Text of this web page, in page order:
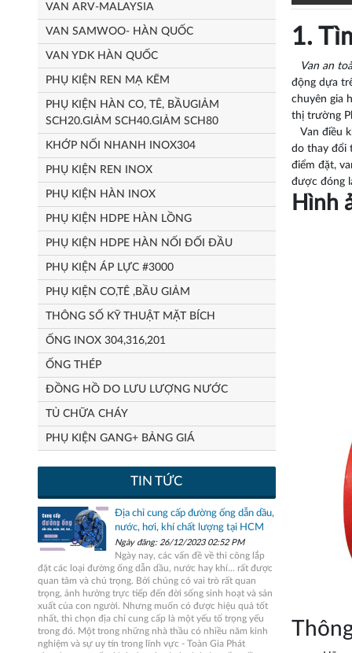
1.
Van an
động dựa
chuyên gia
thị trường
Van điều
do thay đổi
điểm đặt,
được đóng
Hình
VAN ARV-MALAYSIA
VAN SAMWOO- HÀN QUỐC
VAN YDK HÀN QUỐC
PHỤ KIỆN REN MẠ KẼM
PHỤ KIỆN HÀN CO, TÊ, BẦUGIẢM
SCH20.GIẢM SCH40.GIẢM SCH80
KHỚP NỐI NHANH INOX304
PHỤ KIỆN REN INOX
PHỤ KIỆN HÀN INOX
PHỤ KIỆN HDPE HÀN LỒNG
PHỤ KIỆN HDPE HÀN NỐI ĐỐI ĐẦU
PHỤ KIỆN ÁP LỰC #3000
PHỤ KIỆN CO,TÊ ,BẦU GIẢM
THÔNG SỐ KỸ THUẬT MẶT BÍCH
ỐNG INOX 304,316,201
ỐNG THÉP
ĐỒNG HỒ DO LƯU LƯỢNG NƯỚC
TỦ CHỮA CHÁY
PHỤ KIỆN GANG+ BẢNG GIÁ
TIN TỨC
Địa chỉ cung cấp đường ống dẫn dầu,
nước, hơi, khí chất lượng tại HCM
Ngày đăng: 26/12/2023 02:52 PM
Ngày nay, các vấn đề về thi công lắp
đặt các loại đường ống dẫn dầu, nước hay khí... rất được
quan tâm và chú trọng. Bởi chúng có vai trò rất quan
trọng, ảnh hưởng trực tiếp đến đời sống sinh hoạt và sản
xuất của con người. Nhưng muốn có được hiệu quả tốt
nhất, thì chọn địa chỉ cung cấp là một yếu tố trọng yếu
trong đó. Một trong những nhà thầu có nhiều năm kinh
nghiệm và sự uy tín trong lĩnh vực - Toàn Gia Phát